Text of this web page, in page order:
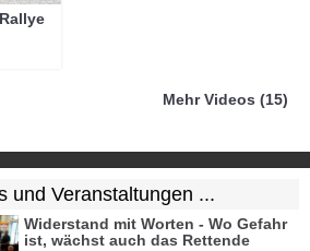
Mehr Videos (15)
und Veranstaltungen ...
Widerstand mit Worten - Wo Gefahr
ist, wächst auch das Rettende